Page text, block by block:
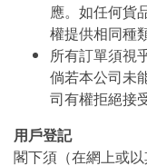
應。如任何貨
權提供相同種
所有訂單須視
倘若本公司未
司有權拒絕接
用戶登記
閣下須（在網上或